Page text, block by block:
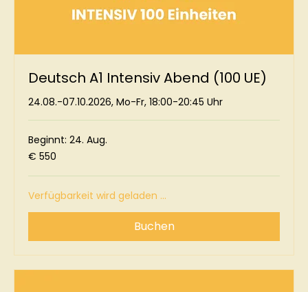
Deutsch A1 Intensiv Abend (100 UE)
24.08.-07.10.2026, Mo-Fr, 18:00-20:45 Uhr
Beginnt: 24. Aug.
550
Euro
€ 550
Verfügbarkeit wird geladen ...
Buchen